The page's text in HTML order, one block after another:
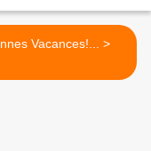
Bonnes Vacances!... >